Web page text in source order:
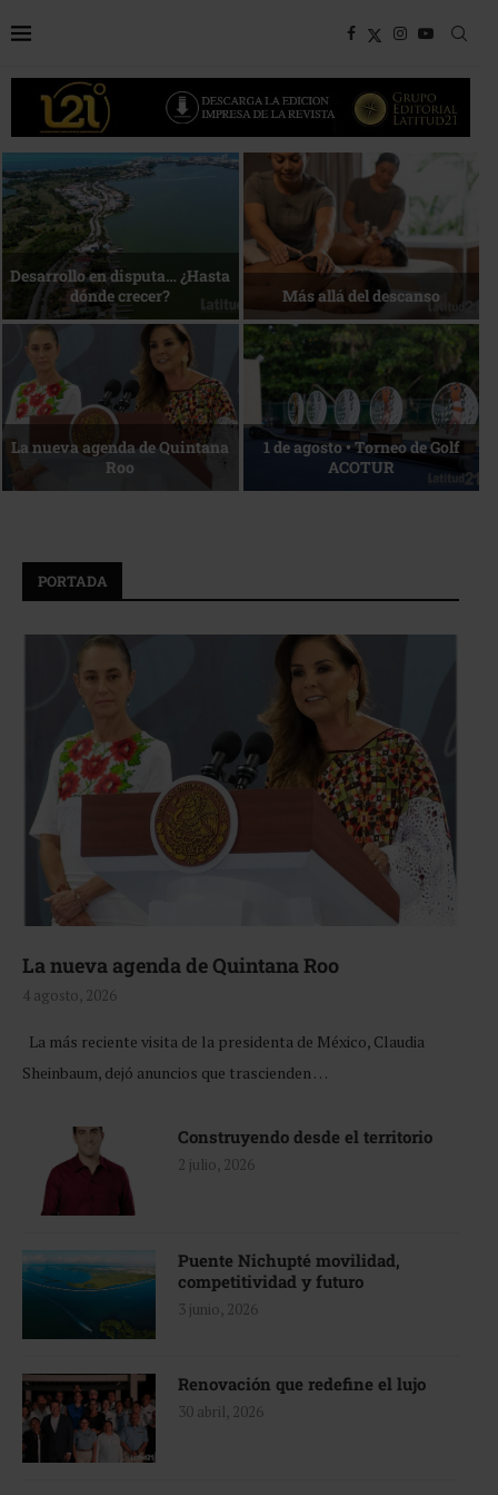
Bottega, un viaje servido a la
mesa
Energía que Impulsa la
competitividad
Reconocimiento de viajeros La esencia del servicio
PORTADA
La nueva agenda de Quintana Roo
4 agosto, 2026
La más reciente visita de la presidenta de México, Claudia
Sheinbaum, dejó anuncios que trascienden …
Construyendo desde el territorio
2 julio, 2026
Puente Nichupté movilidad,
competitividad y futuro
3 junio, 2026
Renovación que redefine el lujo
30 abril, 2026